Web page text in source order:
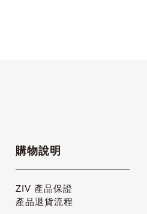
購物說明
ZIV 產品保證
產品退貨流程